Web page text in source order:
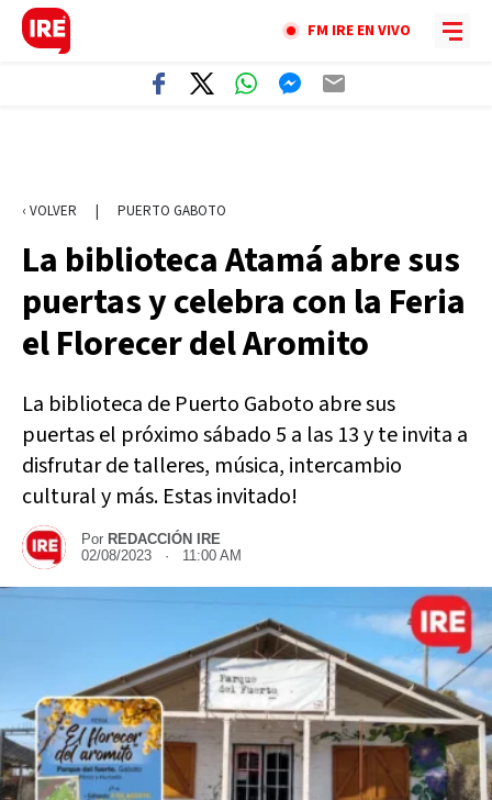
FM IRE EN VIVO
‹ VOLVER | PUERTO GABOTO
La biblioteca Atamá abre sus
puertas y celebra con la Feria
el Florecer del Aromito
La biblioteca de Puerto Gaboto abre sus
puertas el próximo sábado 5 a las 13 y te invita a
disfrutar de talleres, música, intercambio
cultural y más. Estas invitado!
Por REDACCIÓN IRE
02/08/2023 · 11:00 AM